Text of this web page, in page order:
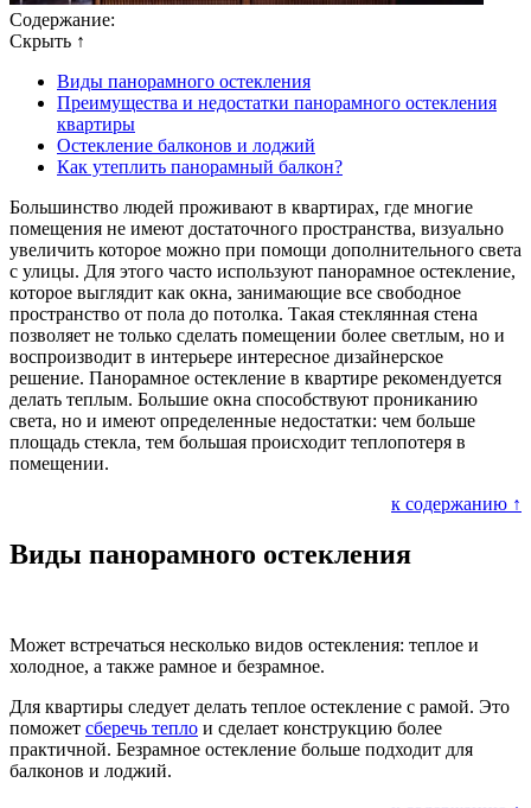
Содержание:
Скрыть ↑
Виды панорамного остекления
Преимущества и недостатки панорамного остекления
квартиры
Остекление балконов и лоджий
Как утеплить панорамный балкон?
Большинство людей проживают в квартирах, где многие
помещения не имеют достаточного пространства, визуально
увеличить которое можно при помощи дополнительного света
с улицы. Для этого часто используют панорамное остекление,
которое выглядит как окна, занимающие все свободное
пространство от пола до потолка. Такая стеклянная стена
позволяет не только сделать помещении более светлым, но и
воспроизводит в интерьере интересное дизайнерское
решение. Панорамное остекление в квартире рекомендуется
делать теплым. Большие окна способствуют прониканию
света, но и имеют определенные недостатки: чем больше
площадь стекла, тем большая происходит теплопотеря в
помещении.
к содержанию ↑
Виды панорамного остекления
Может встречаться несколько видов остекления: теплое и
холодное, а также рамное и безрамное.
Для квартиры следует делать теплое остекление с рамой. Это
поможет сберечь тепло и сделает конструкцию более
практичной. Безрамное остекление больше подходит для
балконов и лоджий.